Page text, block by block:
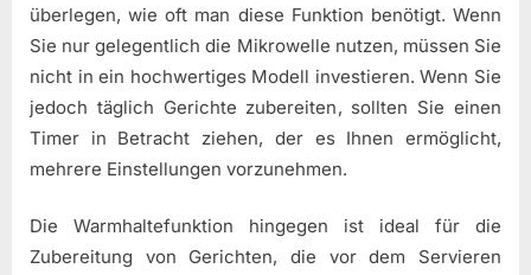
überlegen, wie oft man diese Funktion benötigt. Wenn
Sie nur gelegentlich die Mikrowelle nutzen, müssen Sie
nicht in ein hochwertiges Modell investieren. Wenn Sie
jedoch täglich Gerichte zubereiten, sollten Sie einen
Timer in Betracht ziehen, der es Ihnen ermöglicht,
mehrere Einstellungen vorzunehmen.
Die Warmhaltefunktion hingegen ist ideal für die
Zubereitung von Gerichten, die vor dem Servieren